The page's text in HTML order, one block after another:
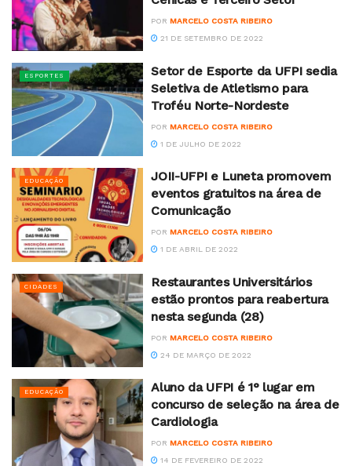
POR MARCELO COSTA RIBEIRO
21 DE SETEMBRO DE 2022
ESPORTES
Setor de Esporte da UFPI sedia
Seletiva de Atletismo para
Troféu Norte-Nordeste
POR MARCELO COSTA RIBEIRO
1 DE JULHO DE 2022
EDUCAÇÃO
JOII-UFPI e Luneta promovem
eventos gratuitos na área de
Comunicação
POR MARCELO COSTA RIBEIRO
1 DE ABRIL DE 2022
CIDADES
Restaurantes Universitários
estão prontos para reabertura
nesta segunda (28)
POR MARCELO COSTA RIBEIRO
24 DE MARÇO DE 2022
EDUCAÇÃO
Aluno da UFPI é 1° lugar em
concurso de seleção na área de
Cardiologia
POR MARCELO COSTA RIBEIRO
14 DE FEVEREIRO DE 2022